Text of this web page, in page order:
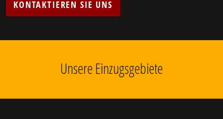
KONTAKTIEREN SIE UNS
Unsere Einzugsgebiete